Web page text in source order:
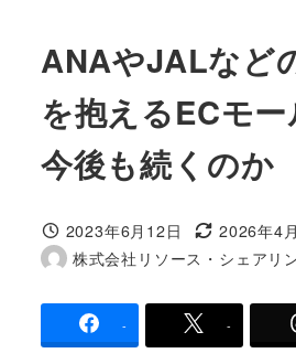
ANAやJALなど
を抱えるECモ
今後も続くのか
投稿日
2023年6月12日
更新日
2026年4
著
株式会社リソース・シェアリ
- -